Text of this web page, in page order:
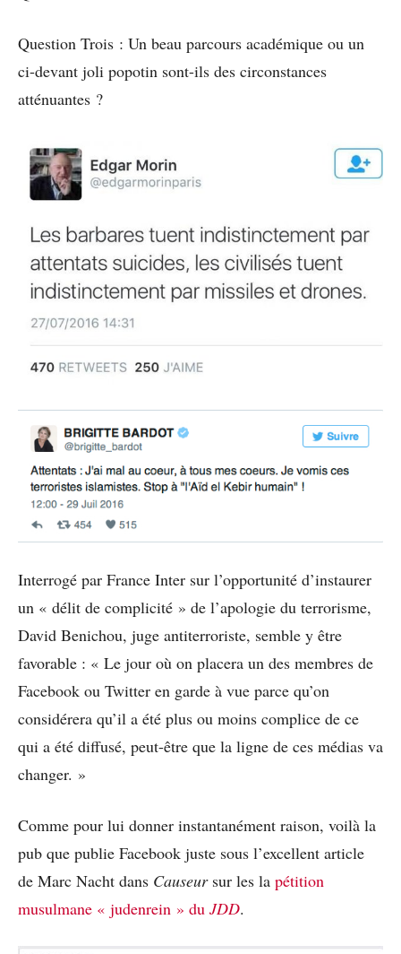
Question Trois : Un beau parcours académique ou un
ci-devant joli popotin sont-ils des circonstances
atténuantes ?
Interrogé par France Inter sur l’opportunité d’instaurer
un « délit de complicité » de l’apologie du terrorisme,
David Benichou, juge antiterroriste, semble y être
favorable : « Le jour où on placera un des membres de
Facebook ou Twitter en garde à vue parce qu’on
considérera qu’il a été plus ou moins complice de ce
qui a été diffusé, peut-être que la ligne de ces médias va
changer. »
Comme pour lui donner instantanément raison, voilà la
pub que publie Facebook juste sous l’excellent article
de Marc Nacht dans Causeursur les la pétition
musulmane « judenrein » du JDD.